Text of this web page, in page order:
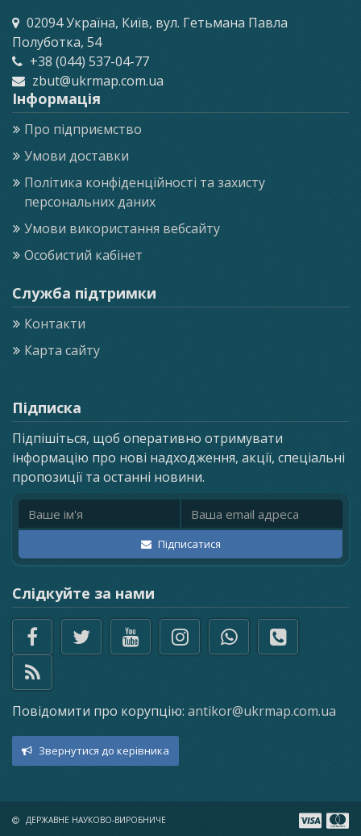
×
02094 Україна, Київ, вул. Гетьмана Павла
Полуботка, 54
+38 (044) 537-04-77
zbut@ukrmap.com.ua
Інформація
Про підприємство
Умови доставки
Політика конфіденційності та захисту
персональних даних
Умови використання вебсайту
Особистий кабінет
Служба підтримки
Контакти
Карта сайту
Підписка
Підпішіться, щоб оперативно отримувати
інформацію про нові надходження, акції, спеціальні
пропозиції та останні новини.
Ім'я Email адреса
Підписатися
Слідкуйте за нами
Повідомити про корупцію: antikor@ukrmap.com.ua
Звернутися до керівника
ДЕРЖАВНЕ НАУКОВО-ВИРОБНИЧЕ